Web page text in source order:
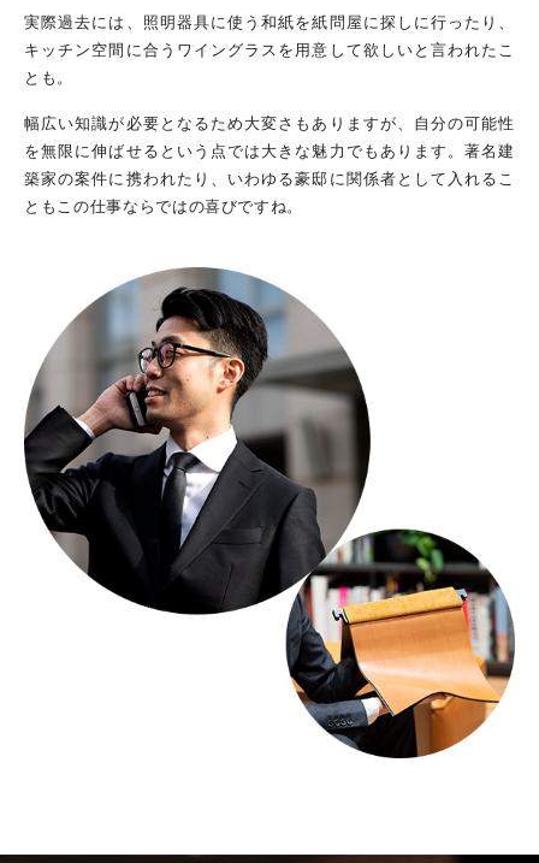
実際過去には、照明器具に使う和紙を紙問屋に探しに行ったり、
キッチン空間に合うワイングラスを用意して欲しいと言われたこ
とも。
幅広い知識が必要となるため大変さもありますが、自分の可能性
を無限に伸ばせるという点では大きな魅力でもあります。著名建
築家の案件に携われたり、いわゆる豪邸に関係者として入れるこ
ともこの仕事ならではの喜びですね。